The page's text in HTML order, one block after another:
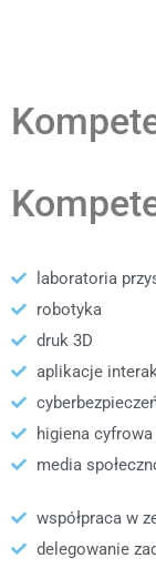
laboratoria
robotyka
druk 3D
aplikacje
higiena cyfrowa
media
współpraca w
delegowanie